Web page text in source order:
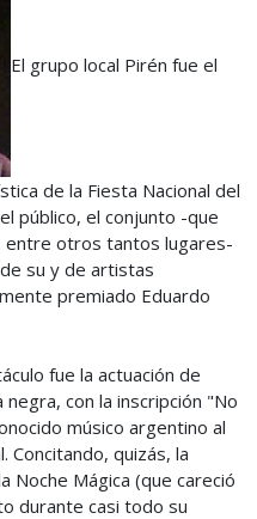
El grupo local Pirén fue el
de la Fiesta Nacional del
público, el conjunto -que
entre otros tantos lugares-
su y de artistas
premiado Eduardo
fue la actuación de
negra, con la inscripción "No
músico argentino al
Concitando, quizás, la
Noche Mágica (que careció
durante casi todo su